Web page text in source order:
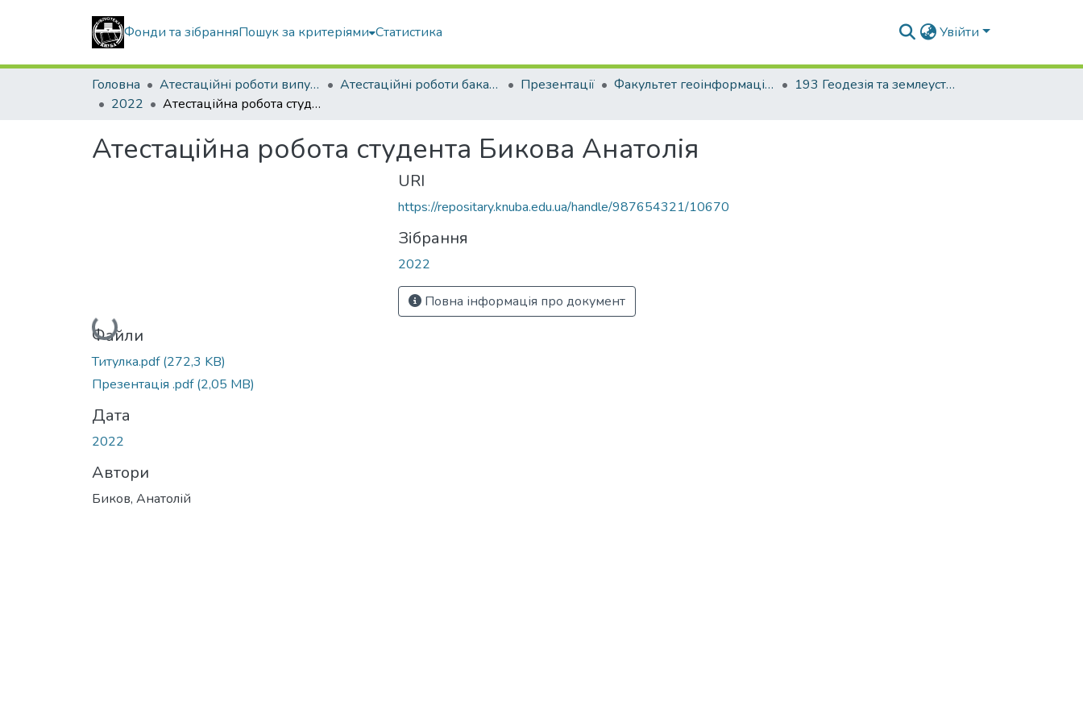
Фонди та зібранняПошук за критеріями Статистика Увійти
Головна Атестаційні роботи випускників Атестаційні роботи бакалаврів Презентації Факультет геоінформаційних систем та управління територіями
193 Геодезія та землеустрій. Геодезія
2022
Атестаційна робота студента Бикова Анатолія
Атестаційна робота студента Бикова Анатолія
Вантажиться...
Файли
Титулка.pdf(272,3 KB)
Презентація .pdf(2,05 MB)
Дата
2022
Автори
Биков, Анатолій
URI
https://repositary.knuba.edu.ua/handle/987654321/10670
Зібрання
2022
Повна інформація про документ